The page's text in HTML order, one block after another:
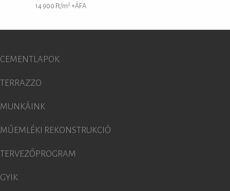
14 900 Ft/m 2 +ÁFA
CEMENTLAPOK
TERRAZZO
MUNKÁINK
MŰEMLÉKI REKONSTRUKCIÓ
TERVEZŐPROGRAM
GYIK